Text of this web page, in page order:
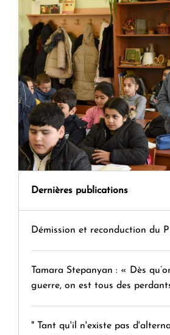
Dernières publications
Démission et reconduction du
Tamara Stepanyan : « Dès
guerre, on est tous des
" Tant qu'il n'existe pas